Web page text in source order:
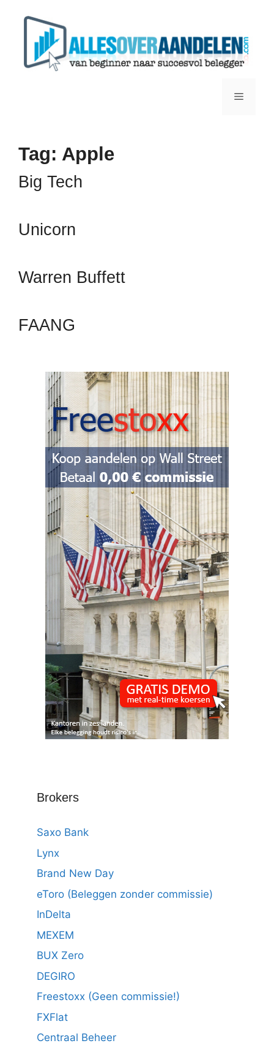
Menu
Tag: Apple
Big Tech
Unicorn
Warren Buffett
FAANG
Brokers
Saxo Bank
Lynx
Brand New Day
eToro (Beleggen zonder commissie)
InDelta
MEXEM
BUX Zero
DEGIRO
Freestoxx (Geen commissie!)
FXFlat
Centraal Beheer